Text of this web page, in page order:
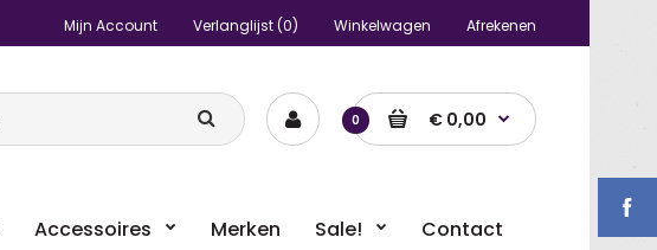
Mijn Account Verlanglijst (0) Winkelwagen Afrekenen
0 € 0,00
Accessoires Merken Sale! Contact